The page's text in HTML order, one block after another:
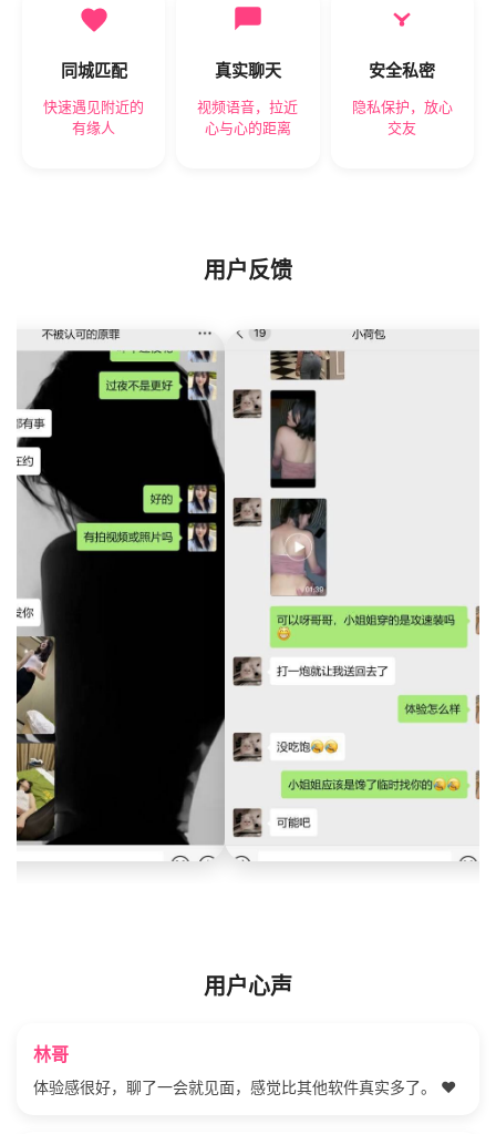
同城匹配
快速遇见附近的
有缘人
真实聊天
视频语音，拉近
心与心的距离
安全私密
隐私保护，放心
交友
用户反馈
用户心声
林哥
体验感很好，聊了一会就见面，感觉比其他软件真实多了。 ❤️